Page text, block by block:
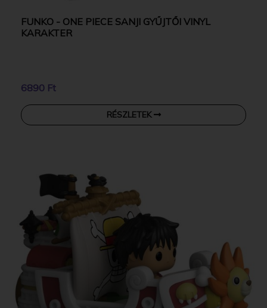
FUNKO - ONE PIECE SANJI GYŰJTŐI VINYL
KARAKTER
6890 Ft
RÉSZLETEK